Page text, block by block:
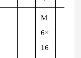
M
6×
16